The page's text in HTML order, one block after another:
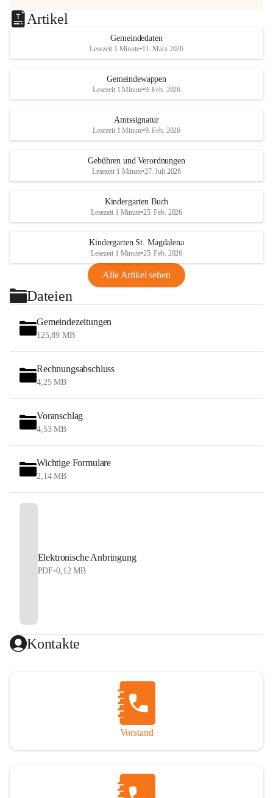
Artikel
Gemeindedaten
Lesezeit 1 Minute•11. März 2026
Gemeindewappen
Lesezeit 1 Minute•9. Feb. 2026
Amtssignatur
Lesezeit 1 Minute•9. Feb. 2026
Gebühren und Verordnungen
Lesezeit 1 Minute•27. Juli 2026
Kindergarten Buch
Lesezeit 1 Minute•25. Feb. 2026
Kindergarten St. Magdalena
Lesezeit 1 Minute•25. Feb. 2026
Alle Artikel sehen
Dateien
Gemeindezeitungen
125,89 MB
Rechnungsabschluss
4,25 MB
Voranschlag
4,53 MB
Wichtige Formulare
2,14 MB
Elektronische Anbringung
PDF•0,12 MB
Kontakte
Vorstand